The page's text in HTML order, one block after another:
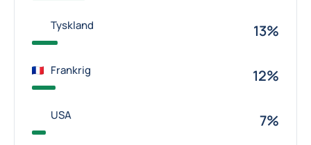
Tyskland 13%
Frankrig 12%
USA 7%